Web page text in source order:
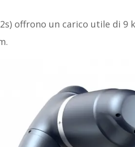
offrono un carico utile di 9